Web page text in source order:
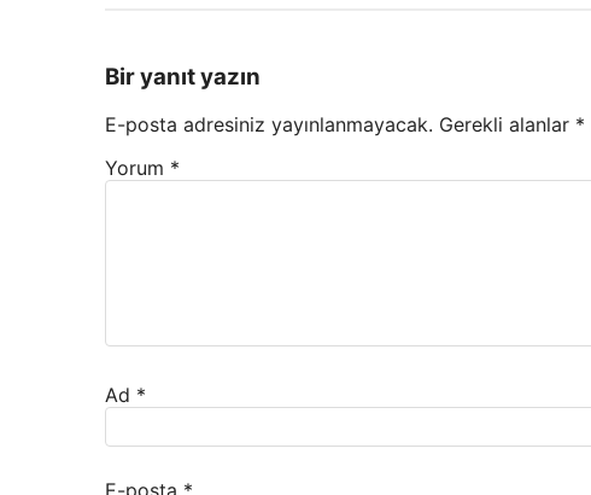
Bir yanıt yazın
E-posta adresiniz yayınlanmayacak. Gerekli alanlar *
Yorum *
Ad *